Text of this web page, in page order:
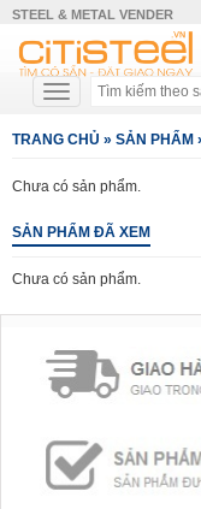
STEEL & METAL VENDER
TRANG CHỦ » SẢN PHẨM
Chưa có sản phẩm.
SẢN PHẨM ĐÃ XEM
Chưa có sản phẩm.